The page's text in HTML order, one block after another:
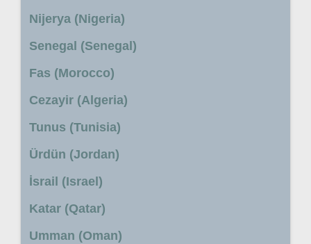
Nijerya (Nigeria)
Senegal (Senegal)
Fas (Morocco)
Cezayir (Algeria)
Tunus (Tunisia)
Ürdün (Jordan)
İsrail (Israel)
Katar (Qatar)
Umman (Oman)